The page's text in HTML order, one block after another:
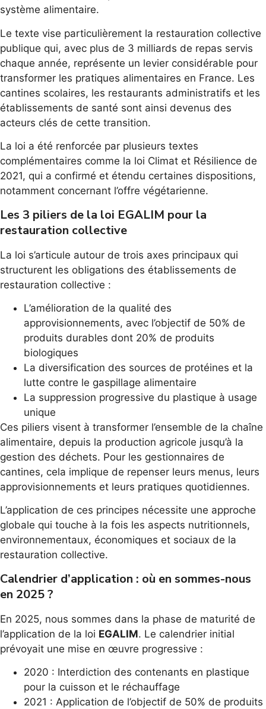
système alimentaire.
Le texte vise particulièrement la restauration collective
publique qui, avec plus de 3 milliards de repas servis
chaque année, représente un levier considérable pour
transformer les pratiques alimentaires en France. Les
cantines scolaires, les restaurants administratifs et les
établissements de santé sont ainsi devenus des
acteurs clés de cette transition.
La loi a été renforcée par plusieurs textes
complémentaires comme la loi Climat et Résilience de
2021, qui a confirmé et étendu certaines dispositions,
notamment concernant l’offre végétarienne.
Les 3 piliers de la loi EGALIM pour la
restauration collective
La loi s’articule autour de trois axes principaux qui
structurent les obligations des établissements de
restauration collective :
L’amélioration de la qualité des
approvisionnements, avec l’objectif de 50% de
produits durables dont 20% de produits
biologiques
La diversification des sources de protéines et la
lutte contre le gaspillage alimentaire
La suppression progressive du plastique à usage
unique
Ces piliers visent à transformer l’ensemble de la chaîne
alimentaire, depuis la production agricole jusqu’à la
gestion des déchets. Pour les gestionnaires de
cantines, cela implique de repenser leurs menus, leurs
approvisionnements et leurs pratiques quotidiennes.
L’application de ces principes nécessite une approche
globale qui touche à la fois les aspects nutritionnels,
environnementaux, économiques et sociaux de la
restauration collective.
Calendrier d’application : où en sommes-nous
en 2025 ?
En 2025, nous sommes dans la phase de maturité de
l’application de la loi EGALIM. Le calendrier initial
prévoyait une mise en œuvre progressive :
2020 : Interdiction des contenants en plastique
pour la cuisson et le réchauffage
2021 : Application de l’objectif de 50% de produits